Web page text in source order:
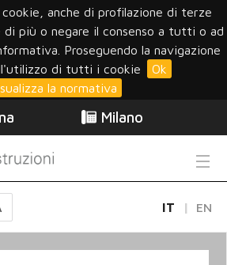
anche di profilazione di terze
di più o negare il consenso a tutti o ad
Proseguendo la navigazione
di tutti i cookie
Ok
la normativa
Milano
IT EN